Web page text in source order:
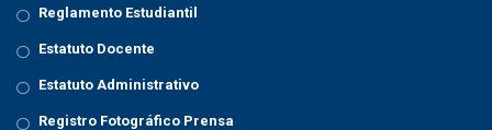
Reglamento Estudiantil
Estatuto Docente
Estatuto Administrativo
Registro Fotográfico Prensa